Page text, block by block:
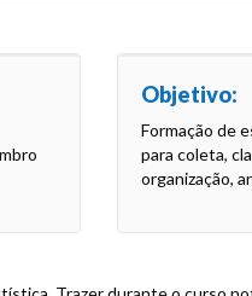
Objetivo:
Formação de
para coleta,
organização,